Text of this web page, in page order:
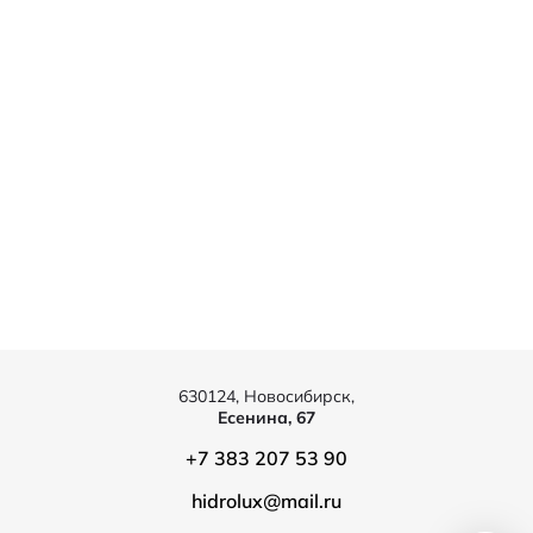
630124, Новосибирск,
Есенина, 67
+7 383 207 53 90
hidrolux@mail.ru